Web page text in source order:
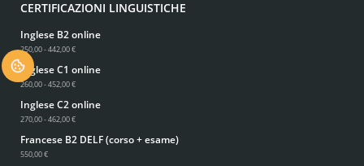
CERTIFICAZIONI LINGUISTICHE
Inglese B2 online
250,00 - 442,00 €
Inglese C1 online
260,00 - 452,00 €
Inglese C2 online
270,00 - 462,00 €
Francese B2 DELF (corso + esame)
550,00 €
.